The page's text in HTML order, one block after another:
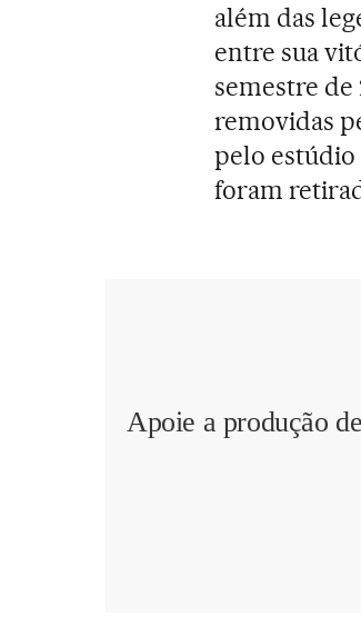
além das
entre sua
semestre de
removidas
pelo estúdio
foram
Apoie a produção